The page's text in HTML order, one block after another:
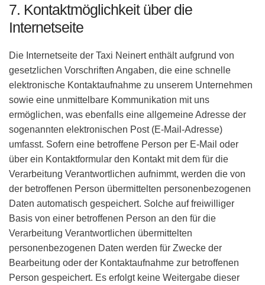
7. Kontaktmöglichkeit über die
Internetseite
Die Internetseite der Taxi Neinert enthält aufgrund von
gesetzlichen Vorschriften Angaben, die eine schnelle
elektronische Kontaktaufnahme zu unserem Unternehmen
sowie eine unmittelbare Kommunikation mit uns
ermöglichen, was ebenfalls eine allgemeine Adresse der
sogenannten elektronischen Post (E-Mail-Adresse)
umfasst. Sofern eine betroffene Person per E-Mail oder
über ein Kontaktformular den Kontakt mit dem für die
Verarbeitung Verantwortlichen aufnimmt, werden die von
der betroffenen Person übermittelten personenbezogenen
Daten automatisch gespeichert. Solche auf freiwilliger
Basis von einer betroffenen Person an den für die
Verarbeitung Verantwortlichen übermittelten
personenbezogenen Daten werden für Zwecke der
Bearbeitung oder der Kontaktaufnahme zur betroffenen
Person gespeichert. Es erfolgt keine Weitergabe dieser